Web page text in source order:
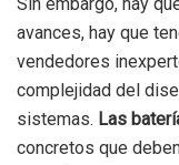
avances, hay que
vendedores
complejidad del
sistemas. Las
concretos que